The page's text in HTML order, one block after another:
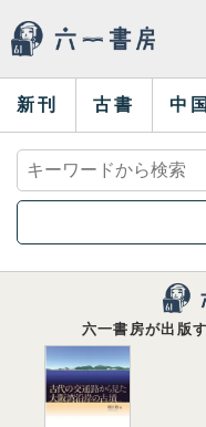
新刊 古書 中
六一書房が出版